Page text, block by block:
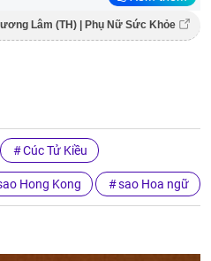
Lâm (TH) | Phụ Nữ Sức Khỏe
Cúc Tử Kiều
Hong Kong sao Hoa ngữ